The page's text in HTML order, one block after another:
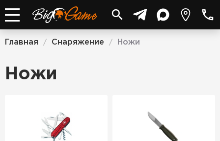
Главная / Снаряжение / Ножи
Ножи